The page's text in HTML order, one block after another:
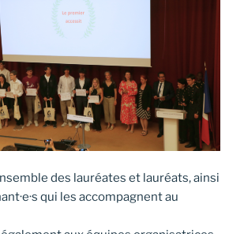
des lauréates et lauréats, ainsi
qui les accompagnent au